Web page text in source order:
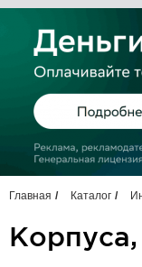
Главная Каталог